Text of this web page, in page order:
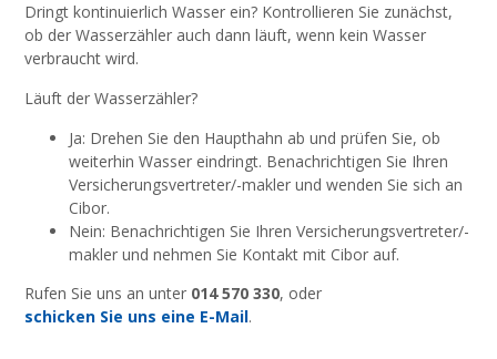
Dringt kontinuierlich Wasser ein? Kontrollieren Sie zunächst,
ob der Wasserzähler auch dann läuft, wenn kein Wasser
verbraucht wird.
Läuft der Wasserzähler?
Ja: Drehen Sie den Haupthahn ab und prüfen Sie, ob
weiterhin Wasser eindringt. Benachrichtigen Sie Ihren
Versicherungsvertreter/-makler und wenden Sie sich an
Cibor.
Nein: Benachrichtigen Sie Ihren Versicherungsvertreter/-
makler und nehmen Sie Kontakt mit Cibor auf.
Rufen Sie uns an unter 014 570 330, oder
schicken Sie uns eine E-Mail.